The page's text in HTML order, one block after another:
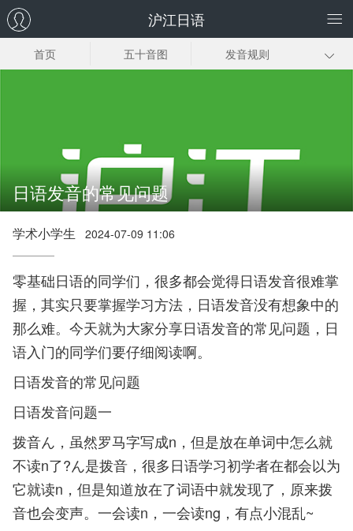
沪江日语
首页 五十音图 发音规则
零基础学习指南
日语发音的常见问题
学术小学生 2024-07-09 11:06
零基础日语的同学们，很多都会觉得日语发音很难掌
握，其实只要掌握学习方法，日语发音没有想象中的
那么难。今天就为大家分享日语发音的常见问题，日
语入门的同学们要仔细阅读啊。
日语发音的常见问题
日语发音问题一
拨音ん，虽然罗马字写成n，但是放在单词中怎么就
不读n了?ん是拨音，很多日语学习初学者在都会以为
它就读n，但是知道放在了词语中就发现了，原来拨
音也会变声。一会读n，一会读ng，有点小混乱~